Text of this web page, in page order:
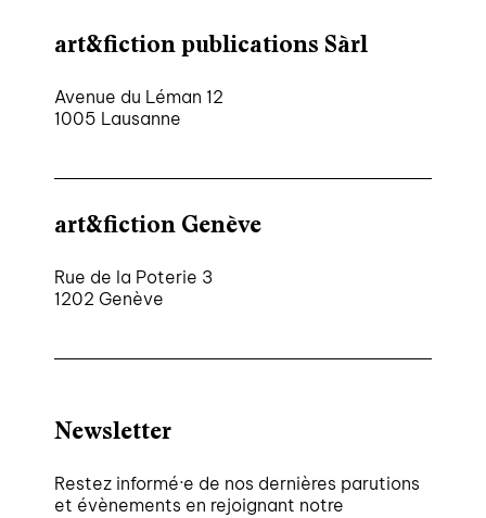
art&fiction publications Sàrl
Avenue du Léman 12
1005 Lausanne
art&fiction Genève
Rue de la Poterie 3
1202 Genève
Newsletter
Restez informé·e de nos dernières parutions
et évènements en rejoignant notre